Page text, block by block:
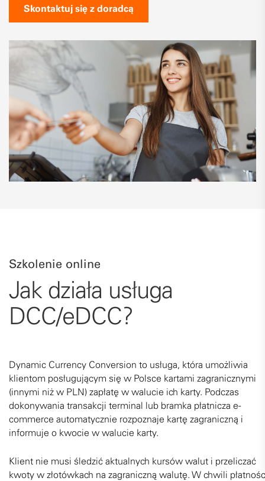
Skontaktuj się z doradcą
Szkolenie online
Jak działa usługa
DCC/eDCC?
Dynamic Currency Conversion to usługa, która umożliwia
klientom posługującym się w Polsce kartami zagranicznymi
(innymi niż w PLN) zapłatę w walucie ich karty. Podczas
dokonywania transakcji terminal lub bramka płatnicza e-
commerce automatycznie rozpoznaje kartę zagraniczną i
informuje o kwocie w walucie karty.
Klient nie musi śledzić aktualnych kursów walut i przeliczać
kwoty w złotówkach na zagraniczną walutę. W chwili